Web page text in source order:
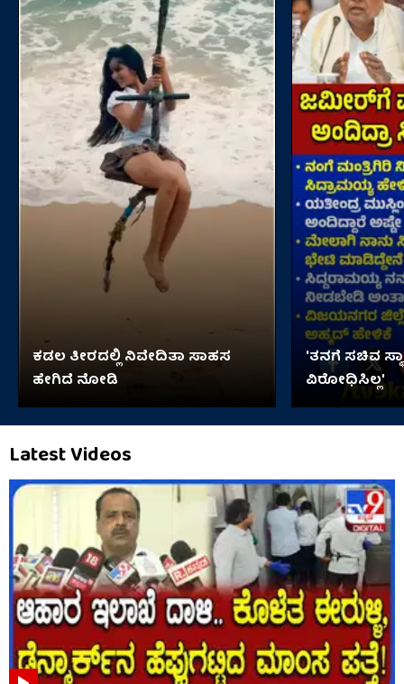
ಕಡಲ ತೀರದಲ್ಲಿ ನಿವೇದಿತಾ ಸಾಹಸ
ಹೇಗಿದೆ ನೋಡಿ
'ತನಗೆ ಸಚಿವ
ವಿರೋಧಿಸಿಲ್ಲ'
Latest Videos